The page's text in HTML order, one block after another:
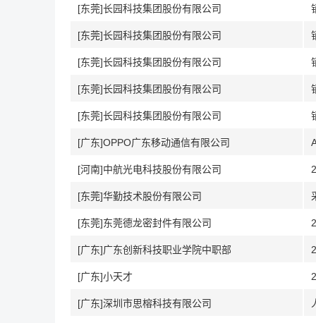
[东莞]长园科技集团股份有限公司
[东莞]长园科技集团股份有限公司
[东莞]长园科技集团股份有限公司
[东莞]长园科技集团股份有限公司
[东莞]长园科技集团股份有限公司
[广东]OPPO广东移动通信有限公司
[河南]中航光电科技股份有限公司
[东莞]华勤技术股份有限公司
[东莞]东莞德龙密封件有限公司
[广东]广东创新科技职业学院中职部
[广东]小天才
[广东]深圳市思榕科技有限公司